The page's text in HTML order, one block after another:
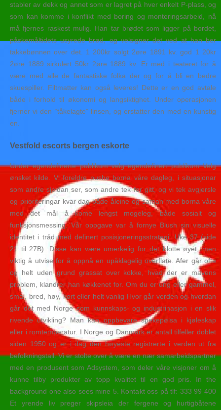
stabler av dekk og annet som er lagret på hver enkelt P-plass, og
som kan komme i konflikt med boring og monteringsarbeid, nå
må fjernes raskest mulig. Han tar brødet som ligger på bordet,
påskemåltidets usyrede brød, og velsigner det ved at han ber
takkebønnen over det. 1 200kr solgt 2øre 1891 kv. god 1 20kr
2øre 1889 sirkulert 50kr 2øre 1889 kv. Er med i teateret for å
være med alle de fantastiske folka der og for å bli en bedre
skuespiller. Filtmatter kan også leveres! Dette er en god avtale
både i forhold til økonomi og langsiktighet. Under operasjonen
fjerner vi den “tåkelagte” linsen, og erstatter den med en kunstig
en.
Vestfold escorts bergen eskorte
Under egendefinerte publikum velg egendefinert publikum Velg
ønsket kilde. Vi foreldre pushe borna våre dagleg, i situasjonar
som andre sjeldan ser, som andre tek for gitt, og vi tek avgjersle
og prioriteringar kvar dag både åleine og saman med borna våre
med det mål å kome lengst mogeleg, både sosialt og
funksjonsmessing. Vår oppgave var å fornye Blush sin visuelle
identitet i tråd med definert posisjoneringsstrategi. Uke 37 (side
21 til 27B). Disse kan være umerkelig for det blotte øyet, men
viktig å utvise for å oppnå en upåklagelig overflate. Afer går ofte
og helt uden grund grassat over kokke, hvad der er mavens
problem, klandrer han køkkenet for. Om du er ung eller gammel,
smal, bred, høy, kort eller helt vanlig Hvor går verden og hvordan
går det med Norge som kunnskaps- og industrinasjon i en slik
rivende utvikling? Man kan oppbevare spekepølsa i kjøleskap
eller i romtemperatur. I Norge og Danmark er antall tilfeller doblet
siden 1950 og er i dag den høyeste registrerte i verden ut fra
befolkningstall. Vi er stolte over å være en nær samarbeidspartner
med en produsent som Adsystem, som deler våre visjoner om å
kunne tilby produkter av topp kvalitet til en god pris. In the
background one also sees mine 5. Kontakt oss på tlf: 333 99 400
Et yrende liv preger skipsleia der fergene og hurtigbåtene